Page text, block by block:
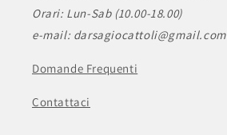
Orari: Lun-Sab (10.00-18.00)
e-mail: darsagiocattoli@gmail.com
Domande Frequenti
Contattaci